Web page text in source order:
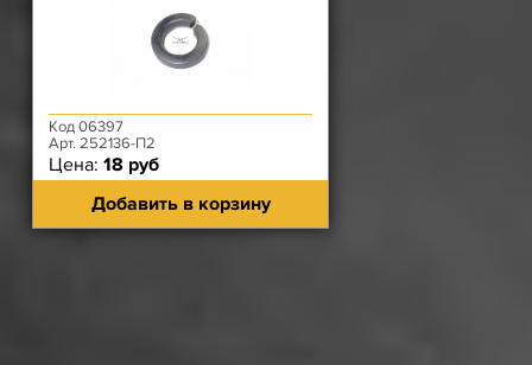
Код 06397
Арт. 252136-П2
Цена: 18 руб
Добавить в корзину